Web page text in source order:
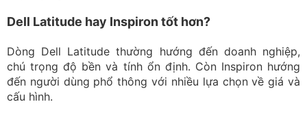
Dell Latitude hay Inspiron tốt hơn?
Dòng Dell Latitude thường hướng đến doanh nghiệp,
chú trọng độ bền và tính ổn định. Còn Inspiron hướng
đến người dùng phổ thông với nhiều lựa chọn về giá và
cấu hình.